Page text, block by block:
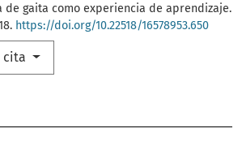
de gaita como experiencia de aprendizaje.
https://doi.org/10.22518/16578953.650
cita